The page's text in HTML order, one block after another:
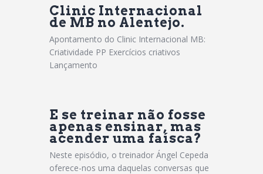
Clinic Internacional
de MB no Alentejo.
Apontamento do Clinic Internacional MB:
Criatividade PP Exercícios criativos
Lançamento
E se treinar não fosse
apenas ensinar, mas
acender uma faísca?
Neste episódio, o treinador Ángel Cepeda
oferece-nos uma daquelas conversas que